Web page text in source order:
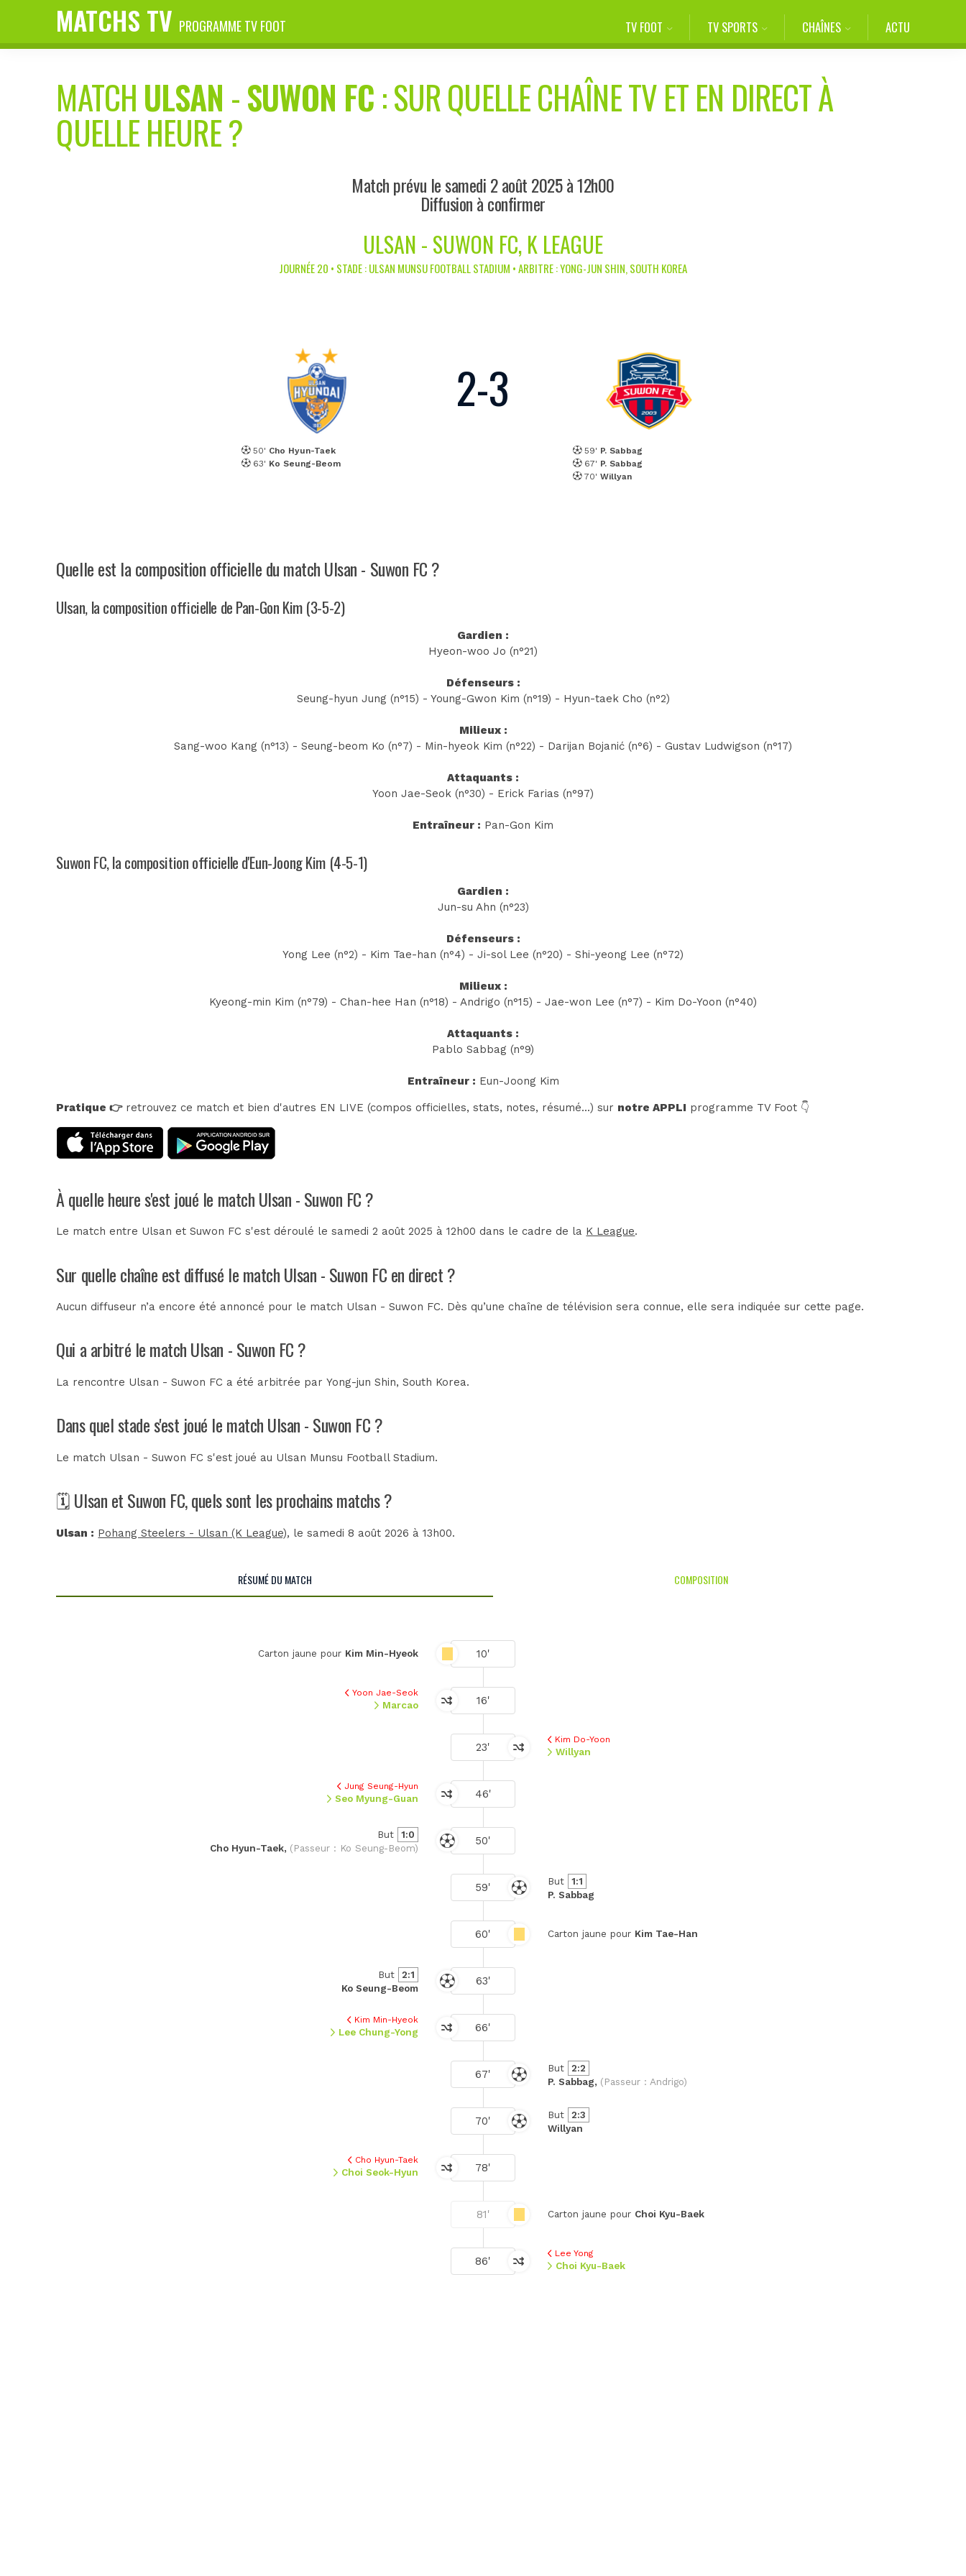
MATCHS TV PROGRAMME TV FOOT TV FOOT TV SPORTS CHAÎNES ACTU
MATCHULSAN -SUWON FC: SUR QUELLE CHAÎNE TV ET EN DIRECT À
QUELLE HEURE ?
Match prévu le samedi 2 août 2025 à 12h00
Diffusion à confirmer
ULSAN - SUWON FC, K LEAGUE
JOURNÉE 20 • STADE : ULSAN MUNSU FOOTBALL STADIUM • ARBITRE : YONG-JUN SHIN, SOUTH KOREA
50' Cho Hyun-Taek
63' Ko Seung-Beom
2-3
59' P. Sabbag
67' P. Sabbag
70'Willyan
Quelle est la composition officielle du match Ulsan - Suwon FC ?
Ulsan, la composition officielle de Pan-Gon Kim (3-5-2)
Gardien :
Hyeon-woo Jo (n°21)
Défenseurs :
Seung-hyun Jung (n°15) - Young-Gwon Kim (n°19) - Hyun-taek Cho (n°2)
Milieux :
Sang-woo Kang (n°13) - Seung-beom Ko (n°7) - Min-hyeok Kim (n°22) - Darijan Bojanić (n°6) - Gustav Ludwigson (n°17)
Attaquants :
Yoon Jae-Seok (n°30) - Erick Farias (n°97)
Entraîneur : Pan-Gon Kim
Suwon FC, la composition officielle d'Eun-Joong Kim (4-5-1)
Gardien :
Jun-su Ahn (n°23)
Défenseurs :
Yong Lee (n°2) - Kim Tae-han (n°4) - Ji-sol Lee (n°20) - Shi-yeong Lee (n°72)
Milieux :
Kyeong-min Kim (n°79) - Chan-hee Han (n°18) - Andrigo (n°15) - Jae-won Lee (n°7) - Kim Do-Yoon (n°40)
Attaquants :
Pablo Sabbag (n°9)
Entraîneur : Eun-Joong Kim
Pratique 👉retrouvez ce match et bien d'autres EN LIVE (compos officielles, stats, notes, résumé...) sur notre APPLI programme TV Foot 👇
À quelle heure s'est joué le match Ulsan - Suwon FC ?
Le match entre Ulsan et Suwon FC s'est déroulé le samedi 2 août 2025 à 12h00 dans le cadre de la K League.
Sur quelle chaîne est diffusé le match Ulsan - Suwon FC en direct ?
Aucun diffuseur n’a encore été annoncé pour le match Ulsan - Suwon FC. Dès qu’une chaîne de télévision sera connue, elle sera indiquée sur cette page.
Qui a arbitré le match Ulsan - Suwon FC ?
La rencontre Ulsan - Suwon FC a été arbitrée parYong-jun Shin, South Korea.
Dans quel stade s'est joué le match Ulsan - Suwon FC ?
Le match Ulsan - Suwon FC s'est joué au Ulsan Munsu Football Stadium.
🗓️ Ulsan et Suwon FC, quels sont les prochains matchs ?
Ulsan : Pohang Steelers - Ulsan (K League), le samedi 8 août 2026 à 13h00.
RÉSUMÉ DU MATCH COMPOSITION
10'
Carton jaune pour Kim Min-Hyeok
16'
Yoon Jae-Seok
Marcao
23'
Kim Do-Yoon
Willyan
46'
Jung Seung-Hyun
Seo Myung-Guan
50'
But
1:0
Cho Hyun-Taek, (Passeur : Ko Seung-Beom)
59' But
1:1
P. Sabbag
60' Carton jaune pour Kim Tae-Han
63'
But
2:1
Ko Seung-Beom
66'
Kim Min-Hyeok
Lee Chung-Yong
67' But
2:2
P. Sabbag, (Passeur : Andrigo)
70' But
2:3
Willyan
78'
Cho Hyun-Taek
Choi Seok-Hyun
81' Carton jaune pour Choi Kyu-Baek
86'
Lee Yong
Choi Kyu-Baek